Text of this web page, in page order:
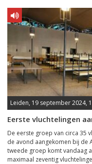
Leiden, 19 september 2024,
Eerste vluchtelingen
De eerste groep van circa 35
de avond aangekomen bij de
tweede groep komt vandaag
maximaal zeventig